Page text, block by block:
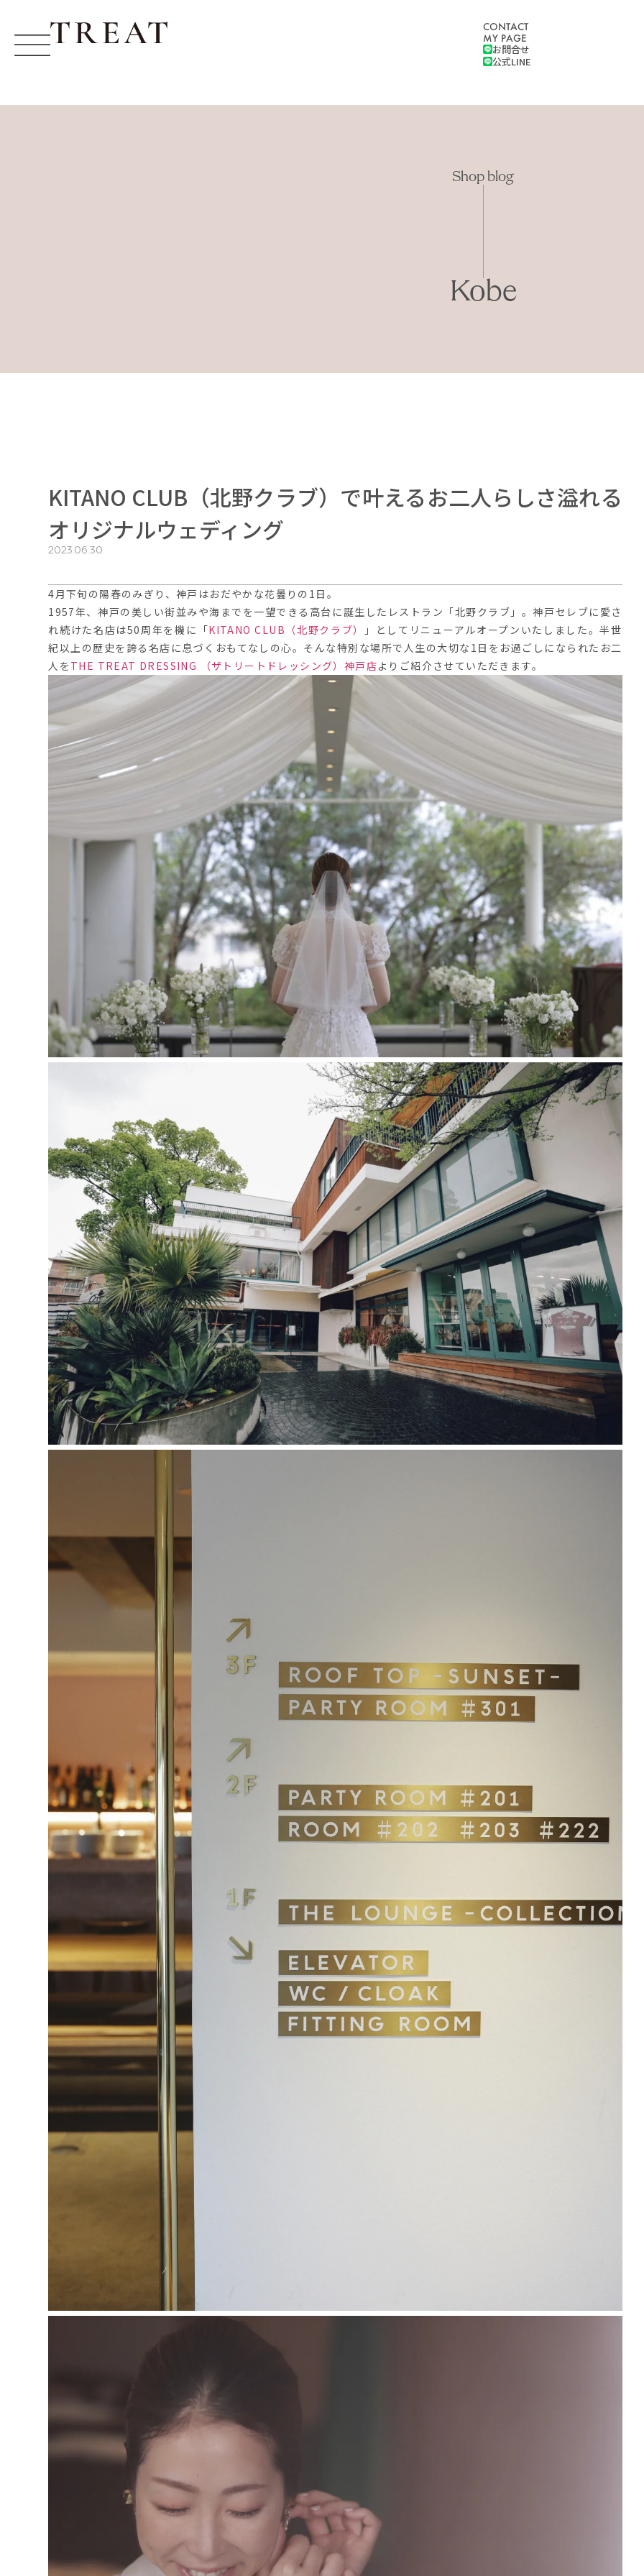
CONTACT
MY PAGE
お問合せ
公式LINE
Shop blog
Kobe
KITANO CLUB（北野クラブ）で叶えるお二人らしさ溢れる
オリジナルウェディング
2023.06.30
4月下旬の陽春のみぎり、神戸はおだやかな花曇りの1日。
1957年、神戸の美しい街並みや海までを一望できる高台に誕生したレストラン「北野クラブ」。神戸セレブに愛さ
れ続けた名店は50周年を機に「KITANO CLUB（北野クラブ）
」としてリニューアルオープンいたしました。半世
紀以上の歴史を誇る名店に息づくおもてなしの心。そんな特別な場所で人生の大切な1日をお過ごしになられたお二
人をTHE TREAT DRESSING （ザトリートドレッシング）神戸店よりご紹介させていただきます。